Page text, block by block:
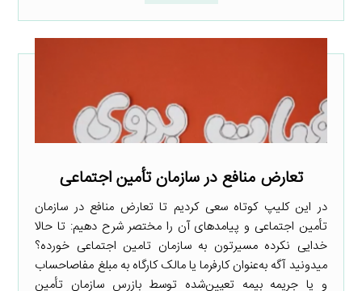
تعارض منافع در سازمان تأمین اجتماعی
در این کلیپ کوتاه سعی کردیم تا تعارض منافع در سازمان
تأمین اجتماعی و پیامدهای آن را مختصر شرح دهیم: تا حالا
خدایی نکرده مسیرتون به سازمان تامین اجتماعی خورده؟
میدونید آگه به‌عنوان کارفرما یا مالک کارگاه به مبلغ مفاصاحساب
و یا جریمه بیمه تعیین‌شده توسط بازرس سازمان تأمین